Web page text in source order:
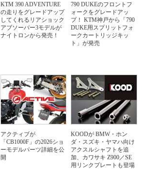
KTM 390 ADVENTURE
の走りをグレードアップ
してくれるリアショック
アブソーバー3モデルが
ナイトロンから発売！
790 DUKEのフロントフ
ォークをグレードアッ
プ！ KTM神戸から「790
DUKE用スプリットフォ
ークカートリッジキッ
ト」が発売
アクティブが
「CB1000F」の2026ショ
ーモデルパーツ詳細を公
開
KOODが BMW・ホン
ダ・スズキ・ヤマハ向け
アクスルシャフトを追
加、カワサキ Z900／SE
用リンクプレートも登場